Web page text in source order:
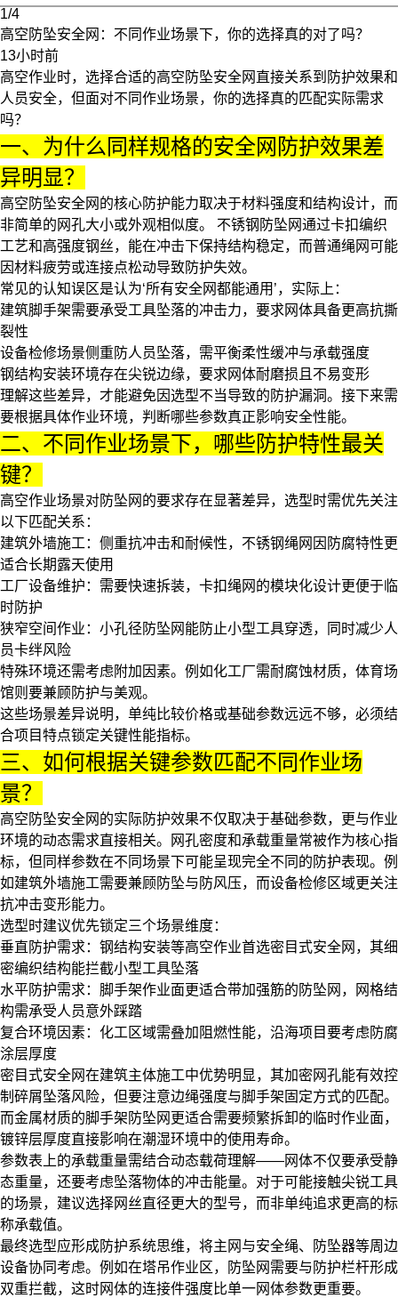
1/4
高空防坠安全网：不同作业场景下，你的选择真的对了吗？
13小时前
高空作业时，选择合适的高空防坠安全网 直接关系到防护效果和
人员安全，但面对不同作业场景，你的选择真的匹配实际需求
吗？
一、为什么同样规格的安全网防护效果差
异明显？
高空防坠安全网的核心防护能力取决于材料强度和结构设计，而
非简单的网孔大小或外观相似度。 不锈钢防坠网通过卡扣编织
工艺和高强度钢丝，能在冲击下保持结构稳定，而普通绳网可能
因材料疲劳或连接点松动导致防护失效。
常见的认知误区是认为‘所有安全网都能通用’，实际上：
建筑脚手架需要承受工具坠落的冲击力，要求网体具备更高抗撕
裂性
设备检修场景侧重防人员坠落，需平衡柔性缓冲与承载强度
钢结构安装环境存在尖锐边缘，要求网体耐磨损且不易变形
理解这些差异，才能避免因选型不当导致的防护漏洞。接下来需
要根据具体作业环境，判断哪些参数真正影响安全性能。
二、不同作业场景下，哪些防护特性最关
键？
高空作业场景对防坠网的要求存在显著差异，选型时需优先关注
以下匹配关系：
建筑外墙施工：侧重抗冲击和耐候性，不锈钢绳网因防腐特性更
适合长期露天使用
工厂设备维护：需要快速拆装， 卡扣绳网 的模块化设计更便于临
时防护
狭窄空间作业：小孔径防坠网能防止小型工具穿透，同时减少人
员卡绊风险
特殊环境还需考虑附加因素。例如化工厂需耐腐蚀材质，体育场
馆则要兼顾防护与美观。
这些场景差异说明，单纯比较价格或基础参数远远不够，必须结
合项目特点锁定关键性能指标。
三、如何根据关键参数匹配不同作业场
景？
高空防坠安全网的实际防护效果不仅取决于基础参数，更与作业
环境的动态需求直接相关。网孔密度和承载重量常被作为核心指
标，但同样参数在不同场景下可能呈现完全不同的防护表现。例
如建筑外墙施工需要兼顾防坠与防风压，而设备检修区域更关注
抗冲击变形能力。
选型时建议优先锁定三个场景维度：
垂直防护需求：钢结构安装等高空作业首选密目式安全网 ，其细
密编织结构能拦截小型工具坠落
水平防护需求：脚手架作业面更适合带加强筋的防坠网，网格结
构需承受人员意外踩踏
复合环境因素：化工区域需叠加阻燃性能，沿海项目要考虑防腐
涂层厚度
密目式安全网在建筑主体施工中优势明显，其加密网孔能有效控
制碎屑坠落风险，但要注意边绳强度与脚手架固定方式的匹配。
而金属材质的脚手架防坠网 更适合需要频繁拆卸的临时作业面，
镀锌层厚度直接影响在潮湿环境中的使用寿命。
参数表上的承载重量需结合动态载荷理解——网体不仅要承受静
态重量，还要考虑坠落物体的冲击能量。对于可能接触尖锐工具
的场景，建议选择网丝直径更大的型号，而非单纯追求更高的标
称承载值。
最终选型应形成防护系统思维，将主网与安全绳、 防坠器等周边
设备协同考虑。例如在塔吊作业区，防坠网需要与 防护栏杆形成
双重拦截，这时网体的连接件强度比单一网体参数更重要。